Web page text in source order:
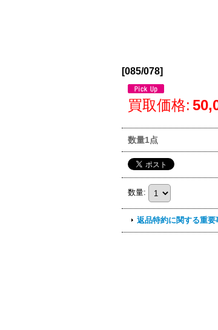
[085/078]
買取価格:
数量1点
数量:
返品特約に関する重要